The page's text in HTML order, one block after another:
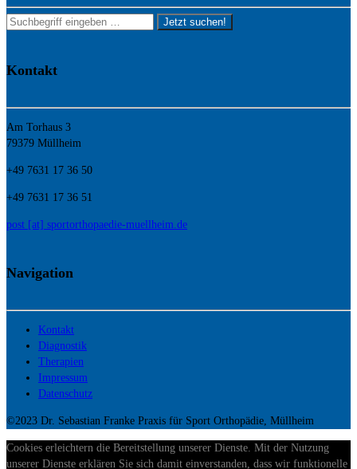
Jetzt suchen!
Kontakt
Am Torhaus 3
79379 Müllheim
+49 7631 17 36 50
+49 7631 17 36 51
post [at] sportorthopaedie-muellheim.de
Navigation
Kontakt
Diagnostik
Therapien
Impressum
Datenschutz
©2023 Dr. Sebastian Franke Praxis für Sport Orthopädie, Müllheim
Cookies erleichtern die Bereitstellung unserer Dienste. Mit der Nutzung
unserer Dienste erklären Sie sich damit einverstanden, dass wir funktionelle